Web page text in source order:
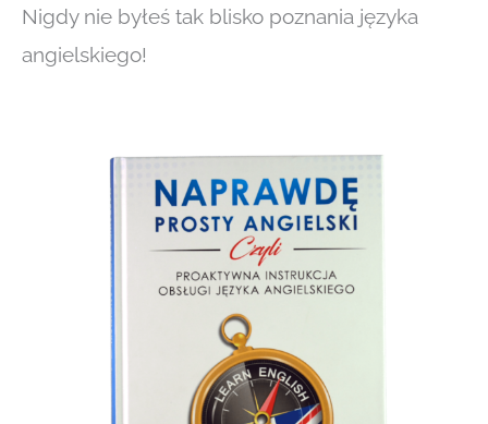
Nigdy nie byłeś tak blisko poznania języka
angielskiego!